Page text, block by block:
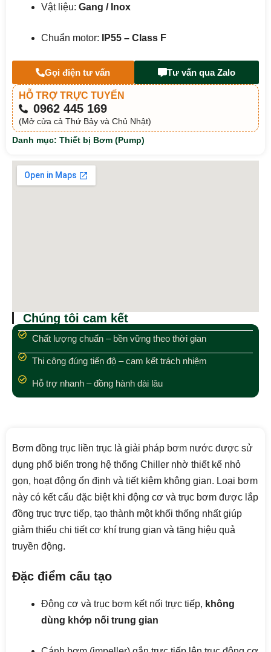
Vật liệu: Gang / Inox
Chuẩn motor: IP55 – Class F
Gọi điện tư vấn Tư vấn qua Zalo
HỖ TRỢ TRỰC TUYẾN
0962 445 169
(Mở cửa cả Thứ Bảy và Chủ Nhật)
Danh mục: Thiết bị Bơm (Pump)
Chúng tôi cam kết
Chất lượng chuẩn – bền vững theo thời gian
Thi công đúng tiến độ – cam kết trách nhiệm
Hỗ trợ nhanh – đồng hành dài lâu
Bơm đồng trục liền trục là giải pháp bơm nước được sử
dụng phổ biến trong hệ thống Chiller nhờ thiết kế nhỏ
gọn, hoạt động ổn định và tiết kiệm không gian. Loại bơm
này có kết cấu đặc biệt khi động cơ và trục bơm được lắp
đồng trục trực tiếp, tạo thành một khối thống nhất giúp
giảm thiểu chi tiết cơ khí trung gian và tăng hiệu quả
truyền động.
Đặc điểm cấu tạo
Động cơ và trục bơm kết nối trực tiếp, không
dùng khớp nối trung gian